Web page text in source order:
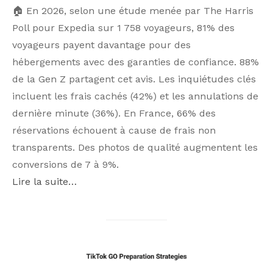
🏠 En 2026, selon une étude menée par The Harris
Poll pour Expedia sur 1 758 voyageurs, 81% des
voyageurs payent davantage pour des
hébergements avec des garanties de confiance. 88%
de la Gen Z partagent cet avis. Les inquiétudes clés
incluent les frais cachés (42%) et les annulations de
dernière minute (36%). En France, 66% des
réservations échouent à cause de frais non
transparents. Des photos de qualité augmentent les
conversions de 7 à 9%.
Lire la suite…